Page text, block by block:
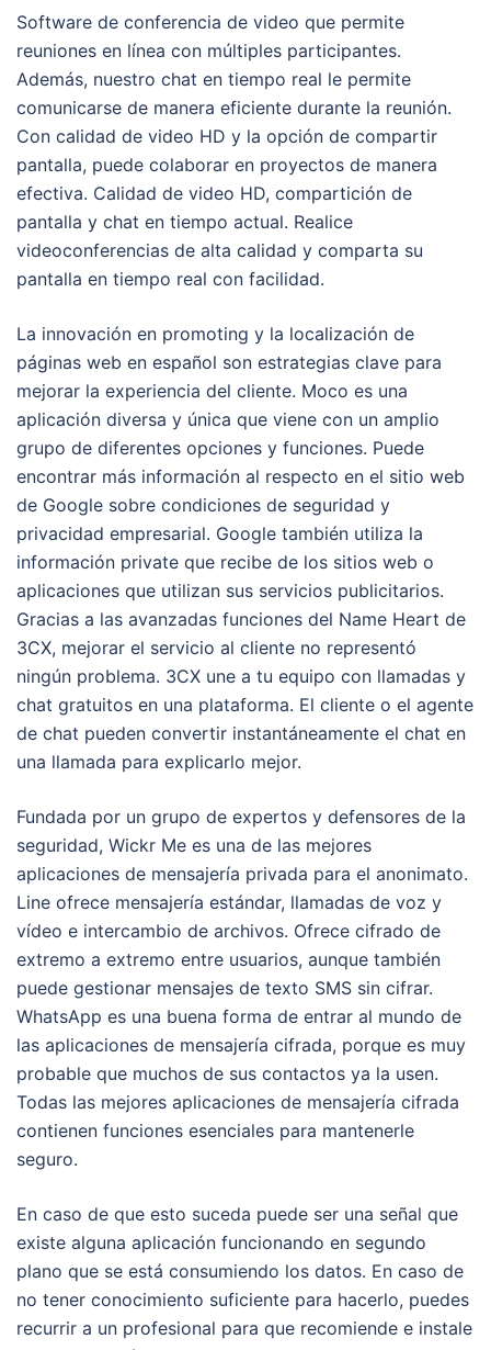
Software de conferencia de video que permite
reuniones en línea con múltiples participantes.
Además, nuestro chat en tiempo real le permite
comunicarse de manera eficiente durante la reunión.
Con calidad de video HD y la opción de compartir
pantalla, puede colaborar en proyectos de manera
efectiva. Calidad de video HD, compartición de
pantalla y chat en tiempo actual. Realice
videoconferencias de alta calidad y comparta su
pantalla en tiempo real con facilidad.
La innovación en promoting y la localización de
páginas web en español son estrategias clave para
mejorar la experiencia del cliente. Moco es una
aplicación diversa y única que viene con un amplio
grupo de diferentes opciones y funciones. Puede
encontrar más información al respecto en el sitio web
de Google sobre condiciones de seguridad y
privacidad empresarial. Google también utiliza la
información private que recibe de los sitios web o
aplicaciones que utilizan sus servicios publicitarios.
Gracias a las avanzadas funciones del Name Heart de
3CX, mejorar el servicio al cliente no representó
ningún problema. 3CX une a tu equipo con llamadas y
chat gratuitos en una plataforma. El cliente o el agente
de chat pueden convertir instantáneamente el chat en
una llamada para explicarlo mejor.
Fundada por un grupo de expertos y defensores de la
seguridad, Wickr Me es una de las mejores
aplicaciones de mensajería privada para el anonimato.
Line ofrece mensajería estándar, llamadas de voz y
vídeo e intercambio de archivos. Ofrece cifrado de
extremo a extremo entre usuarios, aunque también
puede gestionar mensajes de texto SMS sin cifrar.
WhatsApp es una buena forma de entrar al mundo de
las aplicaciones de mensajería cifrada, porque es muy
probable que muchos de sus contactos ya la usen.
Todas las mejores aplicaciones de mensajería cifrada
contienen funciones esenciales para mantenerle
seguro.
En caso de que esto suceda puede ser una señal que
existe alguna aplicación funcionando en segundo
plano que se está consumiendo los datos. En caso de
no tener conocimiento suficiente para hacerlo, puedes
recurrir a un profesional para que recomiende e instale